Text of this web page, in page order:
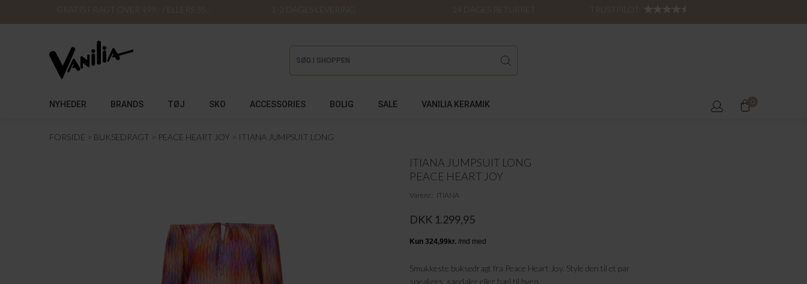
GRATIS FRAGT OVER 499,- / ELLERS 35,- 1-2 DAGES LEVERING 14 DAGES RETURRET
NYHEDER BRANDS TØJ SKO ACCESSORIES BOLIG SALE VANILIA KERAMIK 0
FORSIDE BUKSEDRAGT PEACE HEART JOY ITIANA JUMPSUIT LONG
ITIANA JUMPSUIT LONG
PEACE HEART JOY
Varenr. ITIANA
DKK 1.299,95
Smukkeste buksedragt fra Peace Heart Joy. Style den til et par
sneakers, sandaler eller hæl til byen.